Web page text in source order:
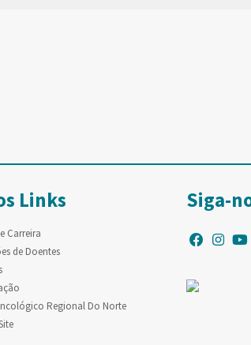
Links
Carreira
de Doentes
Regional Do Norte
Siga-